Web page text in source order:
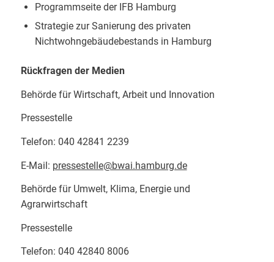
Programmseite der IFB Hamburg
Strategie zur Sanierung des privaten
Nichtwohngebäudebestands in Hamburg
Rückfragen der Medien
Behörde für Wirtschaft, Arbeit und Innovation
Pressestelle
Telefon: 040 42841 2239
E-Mail: pressestelle@bwai.hamburg.de
Behörde für Umwelt, Klima, Energie und
Agrarwirtschaft
Pressestelle
Telefon: 040 42840 8006